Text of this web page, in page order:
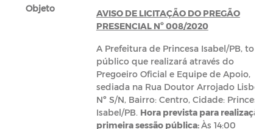
Objeto
AVISO DE LICITAÇÃO DO PREGÃO
PRESENCIAL Nº 008/2020
A Prefeitura de Princesa Isabel/PB, torna
público que realizará através do
Pregoeiro Oficial e Equipe de Apoio,
sediada na Rua Doutor Arrojado Lisboa,
Nº S/N, Bairro: Centro, Cidade: Princesa
Isabel/PB. Hora prevista para realização
primeira sessão pública:Às 14:00